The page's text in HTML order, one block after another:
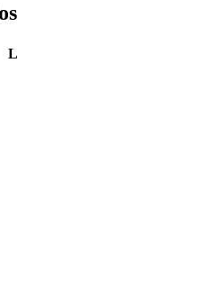
Llunes